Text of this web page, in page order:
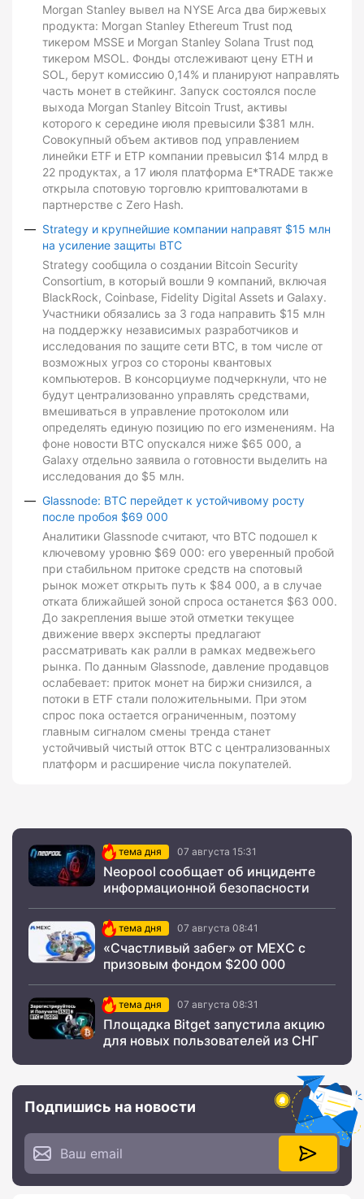
Morgan Stanley вывел на NYSE Arca два биржевых
продукта: Morgan Stanley Ethereum Trust под
тикером MSSE и Morgan Stanley Solana Trust под
тикером MSOL. Фонды отслеживают цену ETH и
SOL, берут комиссию 0,14% и планируют направлять
часть монет в стейкинг. Запуск состоялся после
выхода Morgan Stanley Bitcoin Trust, активы
которого к середине июля превысили $381 млн.
Совокупный объем активов под управлением
линейки ETF и ETP компании превысил $14 млрд в
22 продуктах, а 17 июля платформа E*TRADE также
открыла спотовую торговлю криптовалютами в
партнерстве с Zero Hash.
Strategy и крупнейшие компании направят $15 млн
на усиление защиты BTC
Strategy сообщила о создании Bitcoin Security
Consortium, в который вошли 9 компаний, включая
BlackRock, Coinbase, Fidelity Digital Assets и Galaxy.
Участники обязались за 3 года направить $15 млн
на поддержку независимых разработчиков и
исследования по защите сети BTC, в том числе от
возможных угроз со стороны квантовых
компьютеров. В консорциуме подчеркнули, что не
будут централизованно управлять средствами,
вмешиваться в управление протоколом или
определять единую позицию по его изменениям. На
фоне новости BTC опускался ниже $65 000, а
Galaxy отдельно заявила о готовности выделить на
исследования до $5 млн.
Glassnode: BTC перейдет к устойчивому росту
после пробоя $69 000
Аналитики Glassnode считают, что BTC подошел к
ключевому уровню $69 000: его уверенный пробой
при стабильном притоке средств на спотовый
рынок может открыть путь к $84 000, а в случае
отката ближайшей зоной спроса останется $63 000.
До закрепления выше этой отметки текущее
движение вверх эксперты предлагают
рассматривать как ралли в рамках медвежьего
рынка. По данным Glassnode, давление продавцов
ослабевает: приток монет на биржи снизился, а
потоки в ETF стали положительными. При этом
спрос пока остается ограниченным, поэтому
главным сигналом смены тренда станет
устойчивый чистый отток BTC с централизованных
платформ и расширение числа покупателей.
тема дня 07 августа 15:31
Neopool сообщает об инциденте
информационной безопасности
тема дня 07 августа 08:41
«Счастливый забег» от MEXC с
призовым фондом $200 000
тема дня 07 августа 08:31
Площадка Bitget запустила акцию
для новых пользователей из СНГ
Подпишись на новости